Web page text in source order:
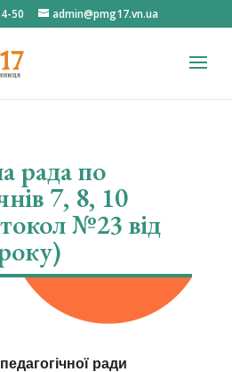
50 admin@pmg17.vn.ua
рада по
7, 8, 10
№23 від
ради